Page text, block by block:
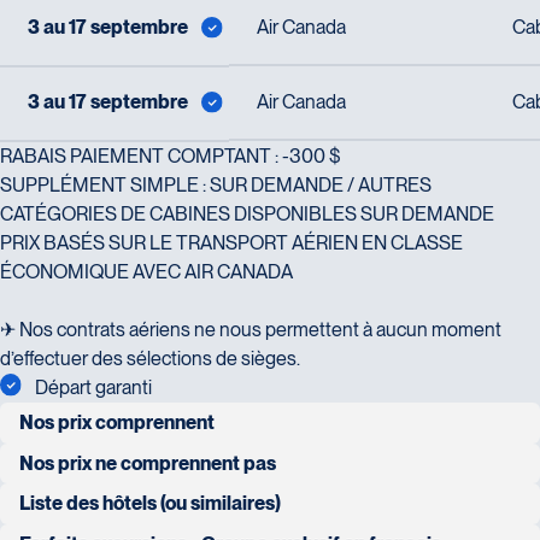
3 au 17 septembre Air Canada
3 au 17 septembre Air Canada
RABAIS PAIEMENT COMPTANT : -300 $
SUPPLÉMENT SIMPLE : SUR DEMANDE / AUTRES
CATÉGORIES DE CABINES DISPONIBLES SUR DEMANDE
PRIX BASÉS SUR LE TRANSPORT AÉRIEN EN CLASSE
ÉCONOMIQUE AVEC AIR CANADA
✈ Nos contrats aériens ne nous permettent à aucun moment
d’effectuer des sélections de sièges.
Départ garanti
Nos prix comprennent
transport aérien Montréal/Istanbul-Rome/ Montréal avec
Nos prix ne comprennent pas
les repas et boissons autres que ceux mentionnés dans le
Liste des hôtels (ou similaires)